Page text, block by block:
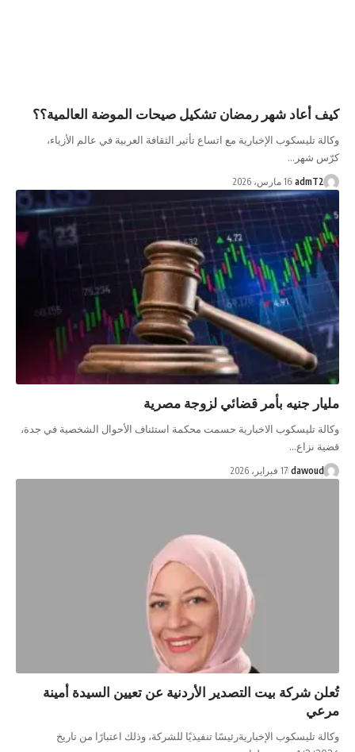
كيف أعاد شهر رمضان تشكيل صيحات الموضة العالمية؟؟
وكالة تليسكوب الإخبارية مع اتساع تأثير الثقافة العربية في عالم الأزياء،
كرّس شهر…
admT2 16 مارس، 2026
مليار جنيه بأمر قضائي لزوجة مصرية
وكالة تليسكوب الاخبارية حسمت محكمة استئناف الأحوال الشخصية في جدة،
قضية نزاع…
dawoud 17 فبراير، 2026
تُعلن شركة بيت التصدير الأردنية عن تعيين السيدة أمينة
مرعي
وكالة تليسكوب الإخباريةرئيسًا تنفيذيًا للشركة، وذلك اعتبارًا من تاريخ